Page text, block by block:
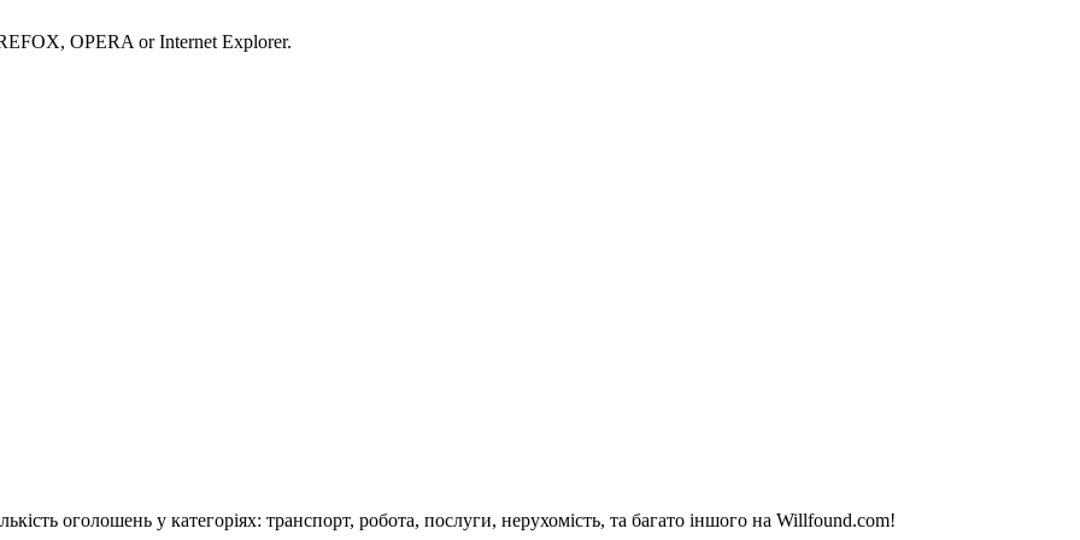
OPERA or Internet Explorer.
оголошень у категоріях: транспорт, робота, послуги, нерухомість, та багато іншого на Willfound.com!